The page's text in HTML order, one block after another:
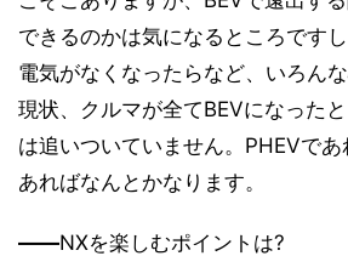
できるのかは気になるところです
電気がなくなったらなど、いろんな
現状、クルマが全てBEVになった
は追いついていません。PHEVで
あればなんとかなります。
――NXを楽しむポイントは?